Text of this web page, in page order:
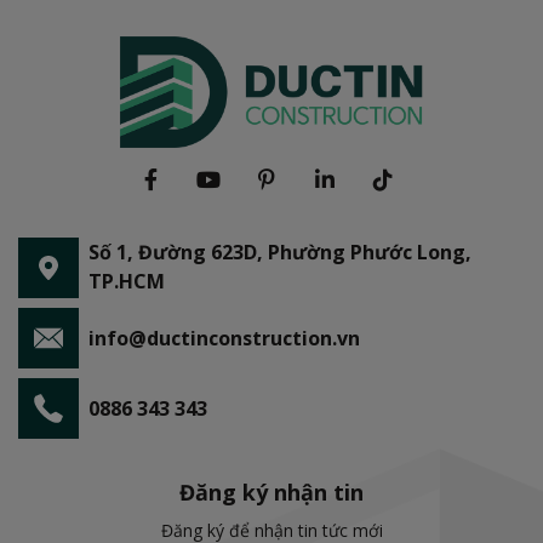
Số 1, Đường 623D, Phường Phước Long,
TP.HCM
info@ductinconstruction.vn
0886 343 343
Đăng ký nhận tin
Đăng ký để nhận tin tức mới